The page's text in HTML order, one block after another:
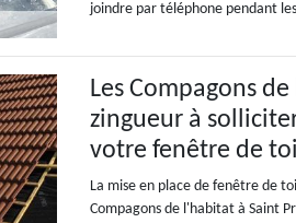
joindre par téléphone pendant
Les Compagons
zingueur à
votre fenêtre de
La mise en place de fenêtre de
Compagons de l'habitat à Saint